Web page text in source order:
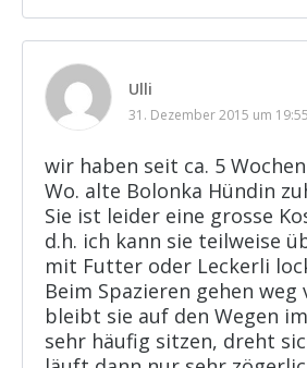
Ulli
31. Dezember 2015 um
wir haben seit ca. 5
Wo. alte Bolonka Hündin
Sie ist leider eine grosse
d.h. ich kann sie teilweise
mit Futter oder Leckerli
Beim Spazieren gehen weg
bleibt sie auf den Wegen
sehr häufig sitzen, dreht